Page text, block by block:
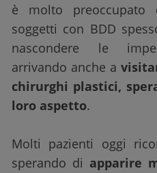
è molto
soggetti con BDD
nascondere le
arrivando anche a
chirurghi plastici,
loro aspetto.
Molti pazienti oggi
sperando di apparire